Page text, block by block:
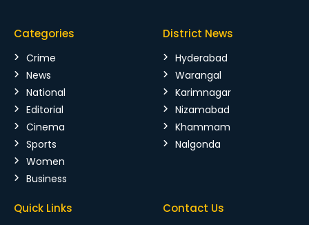
Categories
Crime
News
National
Editorial
Cinema
Sports
Women
Business
District News
Hyderabad
Warangal
Karimnagar
Nizamabad
Khammam
Nalgonda
Quick Links Contact Us